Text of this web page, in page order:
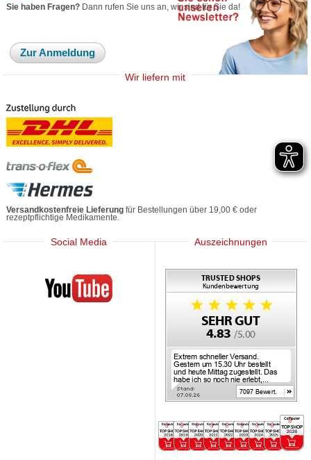
Sie haben Fragen? Dann rufen Sie uns an, wir sind für Sie da!
Zur Anmeldung
Wir liefern mit
Versandkostenfreie Lieferung für Bestellungen über 19,00 € oder
rezeptpflichtige Medikamente.
Social Media
Mediherz
Auszeichnungen